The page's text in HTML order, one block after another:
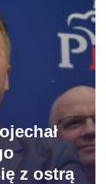
z ostrą